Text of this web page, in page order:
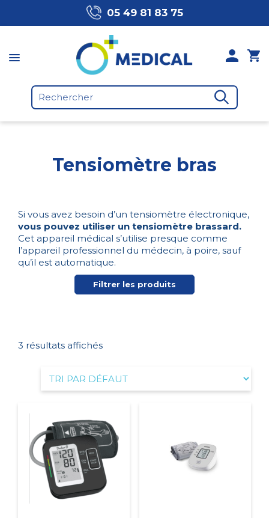
05 49 81 83 75
Tensiomètre bras
Si vous avez besoin d’un tensiomètre électronique,
vous pouvez utiliser un tensiomètre brassard.
Cet appareil médical s’utilise presque comme
l’appareil professionnel du médecin, à poire, sauf
qu’il est automatique.
Filtrer les produits
3 résultats affichés